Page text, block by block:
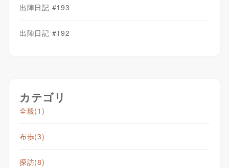
出陣日記 #193
出陣日記 #192
カテゴリ
全般(1)
布歩(3)
探訪(8)